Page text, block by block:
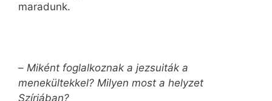
maradunk.
– Miként foglalkoznak a jezsuiták a
menekültekkel? Milyen most a helyzet
Szíriában?